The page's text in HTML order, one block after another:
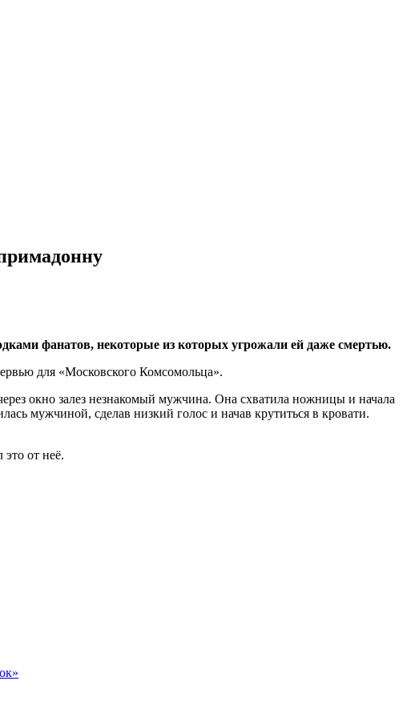
фанатов, некоторые из которых угрожали ей даже смертью.
для «Московского Комсомольца».
окно залез незнакомый мужчина. Она схватила ножницы и начала
мужчиной, сделав низкий голос и начав крутиться в кровати.
от неё.